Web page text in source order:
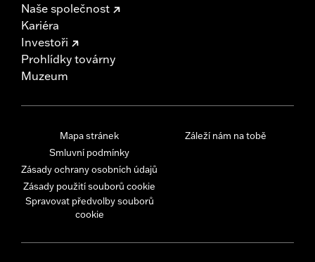
Naše společnost
Kariéra
Investoři
Prohlídky továrny
Muzeum
Mapa stránek
Smluvní podmínky
Zásady ochrany osobních údajů
Zásady použití souborů cookie
Spravovat předvolby souborů
cookie
Záleží nám na tobě